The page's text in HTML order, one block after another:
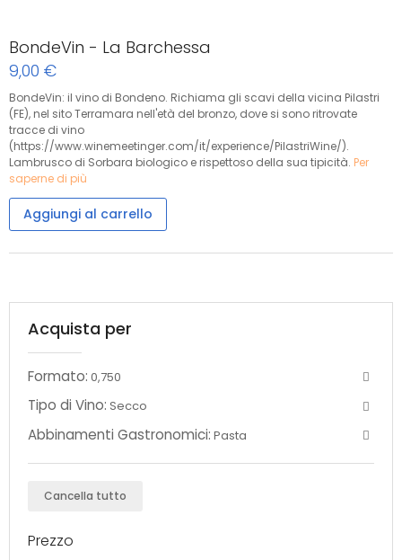
BondeVin - La Barchessa
9,00 €
BondeVin: il vino di Bondeno. Richiama gli scavi della vicina Pilastri
(FE), nel sito Terramara nell'età del bronzo, dove si sono ritrovate
tracce di vino
(https://www.winemeetinger.com/it/experience/PilastriWine/).
Lambrusco di Sorbara biologico e rispettoso della sua tipicità. Per
saperne di più
Aggiungi al carrello
Acquista per
Formato: 0,750
Tipo di Vino: Secco
Abbinamenti Gastronomici: Pasta
Cancella tutto
Prezzo